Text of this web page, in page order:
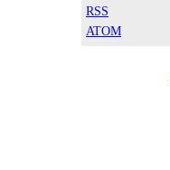
RSS
ATOM